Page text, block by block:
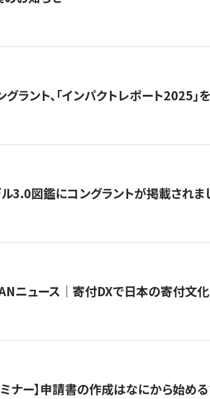
ラント、「インパクトレポート2025
3.0図鑑にコングラントが掲載されま
ニュース｜寄付DXで日本の寄付文
ナー】申請書の作成はなにから始め